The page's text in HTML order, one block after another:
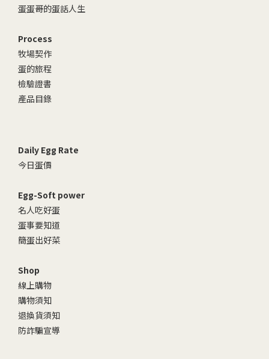
蛋蛋哥的蛋話人生
Process
牧場契作
蛋的旅程
檢驗證書
產品目錄
Daily Egg Rate
今日蛋價
Egg-Soft power
名人吃好蛋
蛋事要知道
簡蛋出好菜
Shop
線上購物
購物須知
退換貨須知
防詐騙宣導